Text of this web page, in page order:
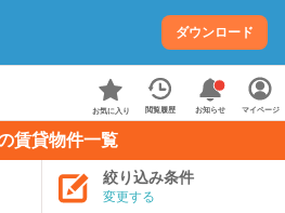
ダウンロード
お気に入り 閲覧履歴 お知らせ マイページ
賃貸物件一覧
絞り込み条件
変更する